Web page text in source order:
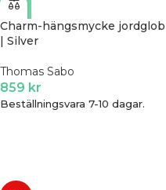
Charm-hängsmycke jordglob
| Silver
Thomas Sabo
859 kr
Beställningsvara 7-10 dagar.